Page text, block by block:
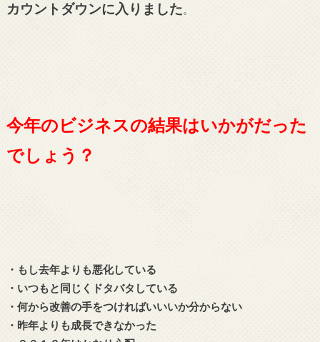
カウントダウンに入りました。
今年のビジネスの結果はいかがだった
でしょう？
・もし去年よりも悪化している
・いつもと同じくドタバタしている
・何から改善の手をつければいいいか分からない
・昨年よりも成長できなかった